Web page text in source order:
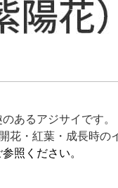
あるアジサイです。
花・紅葉・成長時の
参照ください。